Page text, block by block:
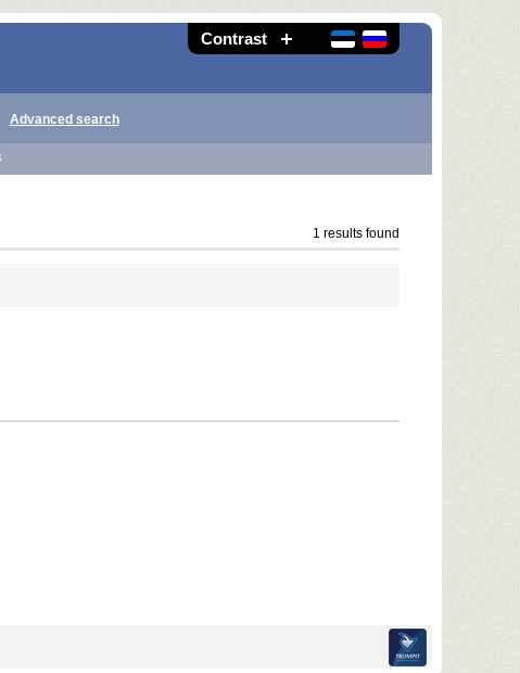
Contrast
Advanced search
1 results found